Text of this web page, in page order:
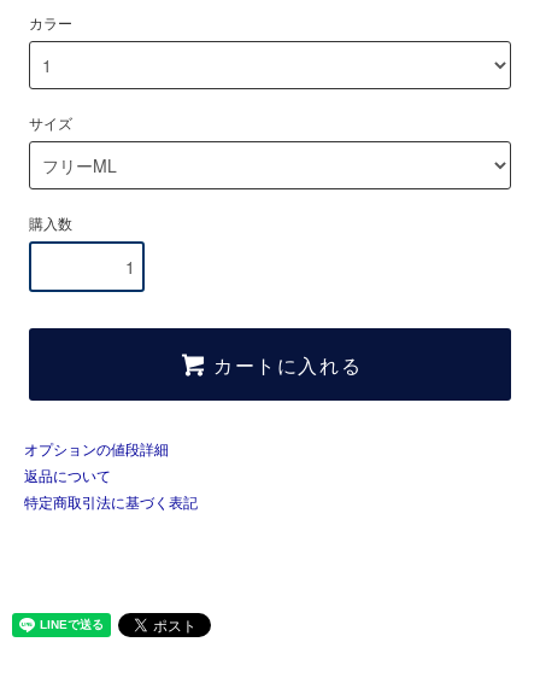
カラー
サイズ
購入数
カートに入れる
オプションの値段詳細
返品について
特定商取引法に基づく表記